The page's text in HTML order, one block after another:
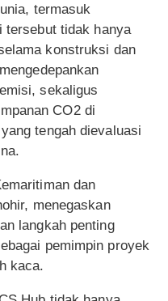
termasuk
tersebut tidak hanya
konstruksi dan
sekaligus
CO2 di
tengah dievaluasi
dan
menegaskan
langkah penting
pemimpin proyek
kaca.